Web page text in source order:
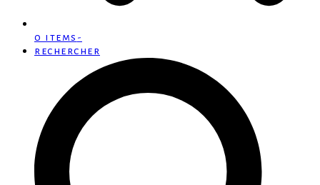
0 items -
rechercher